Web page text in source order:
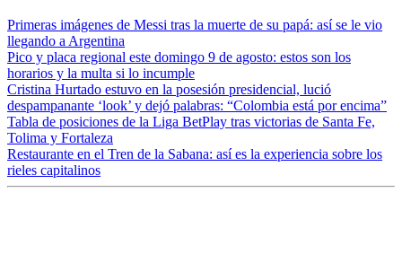
Primeras imágenes de Messi tras la muerte de su papá: así se le vio
llegando a Argentina
Pico y placa regional este domingo 9 de agosto: estos son los
horarios y la multa si lo incumple
Cristina Hurtado estuvo en la posesión presidencial, lució
despampanante ‘look’ y dejó palabras: “Colombia está por encima”
Tabla de posiciones de la Liga BetPlay tras victorias de Santa Fe,
Tolima y Fortaleza
Restaurante en el Tren de la Sabana: así es la experiencia sobre los
rieles capitalinos